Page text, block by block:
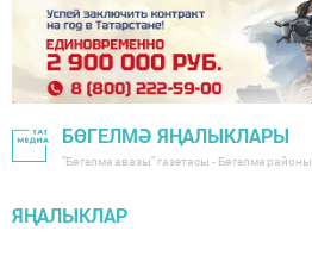
БӨГЕЛМӘ ЯҢАЛЫКЛАРЫ
"Бөгелмә авазы" газетасы - Бөгелмә районы
ЯҢАЛЫКЛАР